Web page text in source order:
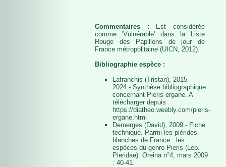
Commentaires :
Est considérée
comme 'Vulnérable' dans la Liste
Rouge des Papillons de jour de
France métropolitaine (UICN, 2012).
Bibliographie espèce :
Lafranchis (Tristan), 2015 -
2024.- Synthèse bibliographique
concernant Pieris ergane. A
télécharger depuis
https://diatheo.weebly.com/pieris-
ergane.html
Demerges (David), 2009.- Fiche
technique. Parmi les piérides
blanches de France : les
espèces du genre Pieris (Lep.
Pieridae). Oreina n°4, mars 2009
: 40-41.